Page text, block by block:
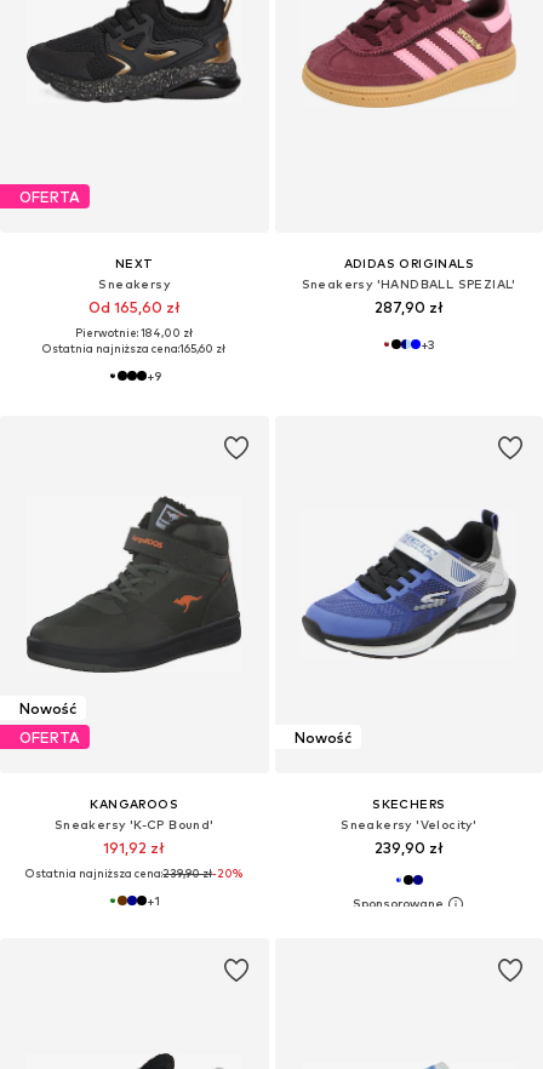
OFERTA
NEXT
Sneakersy
Od 165,60 zł
Pierwotnie: 184,00 zł
Ostatnia najniższa cena:165,60 zł
+9
ADIDAS ORIGINALS
Sneakersy 'HANDBALL SPEZIAL'
287,90 zł
+3
Nowość
OFERTA
KANGAROOS
Sneakersy 'K-CP Bound'
191,92 zł
Ostatnia najniższa cena:239,90 zł-20%
+1
Nowość
SKECHERS
Sneakersy 'Velocity'
239,90 zł